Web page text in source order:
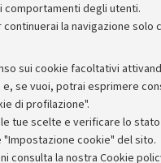
comportamenti degli utenti.
la navigazione solo
sui cookie facoltativi
se vuoi, potrai esprimere
di profilazione".
tue scelte e verificare lo
cookie" del sito.
consulta la nostra Cookie
Archivio
Comunicati stampa
Redazione
Rassegna stampa